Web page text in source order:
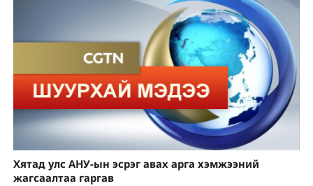
Хятад улс АНУ-ын эсрэг авах арга хэмжээний
жагсаалтаа гаргав